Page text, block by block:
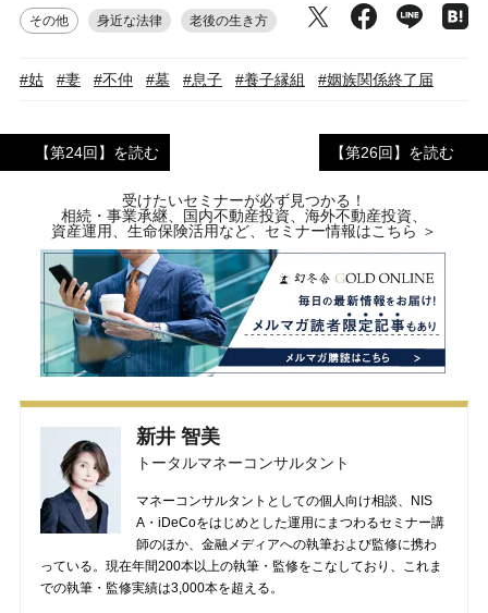
その他 身近な法律 老後の生き方
#姑 #妻 #不仲 #墓 #息子 #養子縁組 #姻族関係終了届
【第24回】を読む 【第26回】を読む
受けたいセミナーが必ず見つかる！
相続・事業承継、国内不動産投資、海外不動産投資、
資産運用、生命保険活用など、セミナー情報はこちら ＞
新井 智美
トータルマネーコンサルタント
マネーコンサルタントとしての個人向け相談、NIS
A・iDeCoをはじめとした運用にまつわるセミナー講
師のほか、金融メディアへの執筆および監修に携わ
っている。現在年間200本以上の執筆・監修をこなしており、これま
での執筆・監修実績は3,000本を超える。